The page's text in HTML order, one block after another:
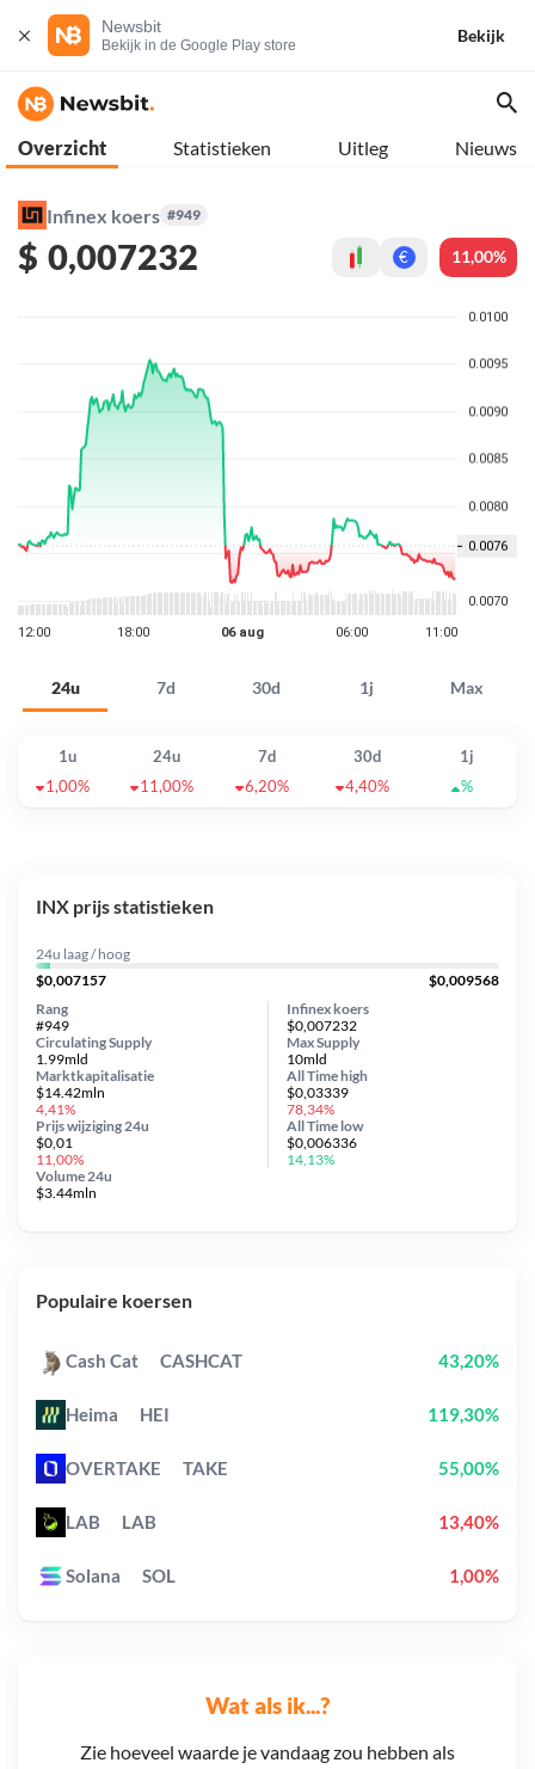
Newsbit
Bekijk in de Google Play store
Bekijk
Overzicht Statistieken Uitleg Nieuws
Infinex koers #949
$ 0,007232 € 11,00%
24u 7d 30d 1j Max
1u 24u 7d 30d
1j
1,00%
11,00% 6,20% 4,40% %
Wat als ik...?
Zie hoeveel waarde je vandaag zou hebben als
INX prijs statistieken
24u laag / hoog
$0,007157
$0,009568
Infinex koers
$0,007232
Circulating Supply
1.99mld
Prijs wijziging 24u
$0,01
11,00%
Max Supply
10mld
Marktkapitalisatie
$14.42mln
4,41%
Volume 24u
$3.44mln
Rang
#949
All Timehigh
$0,03339
78,34%
All Time low
$0,006336
14,13%
Populaire koersen
Cash Cat CASHCAT 43,20%
Heima HEI 119,30%
OVERTAKE TAKE 55,00%
LAB LAB 13,40%
Solana SOL 1,00%